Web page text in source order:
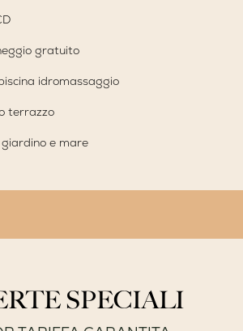
gratuito
idromassaggio
terrazzo
e mare
SPECIALI